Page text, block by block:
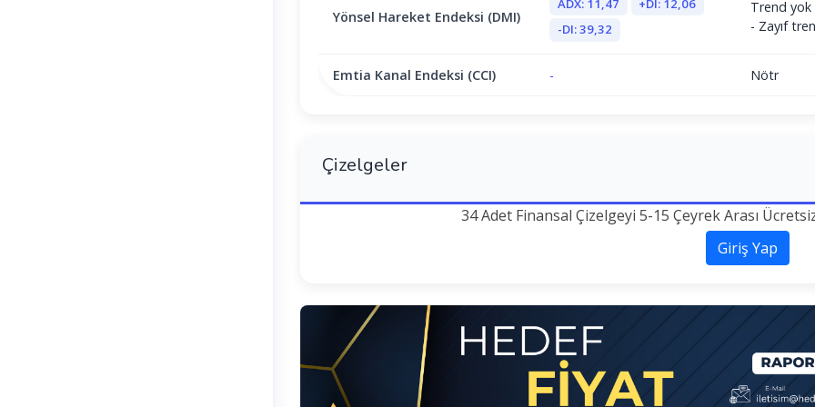
Yönsel Hareket Endeksi (DMI)
ADX: 11,47
+DI: 12,06
-DI: 39,32
Trend yok
- Zayıf
Emtia Kanal Endeksi (CCI) - Nötr
Çizelgeler
34 Adet Finansal Çizelgeyi 5-15 Çeyrek Arası
Giriş Yap